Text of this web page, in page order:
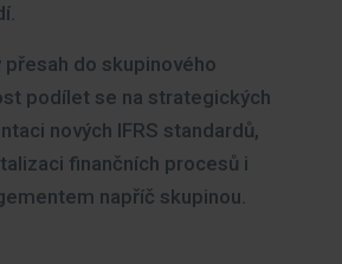
přesah do skupinového
podílet se na strategických
nových IFRS standardů,
finančních procesů i
napříč skupinou.